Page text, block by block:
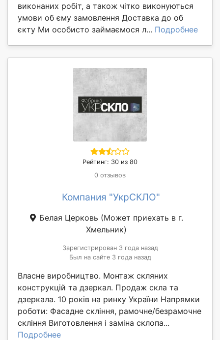
виконаних робіт, а також чітко виконуються
умови об єму замовлення Доставка до об
єкту Ми особисто займаємося л... Подробнее
Рейтинг: 30 из 80
0 отзывов
Компания "УкрСКЛО"
Белая Церковь (Может приехать в г.
Хмельник)
Зарегистрирован 3 года назад
Был на сайте 3 года назад
Власне виробництво. Монтаж скляних
конструкцій та дзеркал. Продаж скла та
дзеркала. 10 років на ринку України Напрямки
роботи: Фасадне скління, рамочне/безрамочне
скління Виготовлення і заміна склопа...
Подробнее